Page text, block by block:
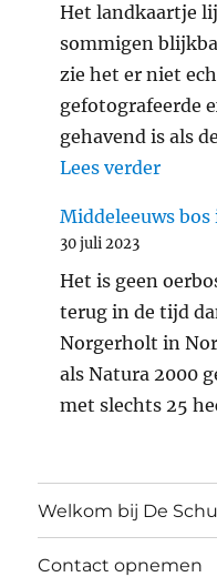
Het landkaartje
sommigen
zie het er niet
gefotografeerde
gehavend is als
Lees verder
Middeleeuws
30 juli 2023
Het is geen
terug in de tijd
Norgerholt in
als Natura 2000
met slechts 25
Welkom bij De
Contact opnemen